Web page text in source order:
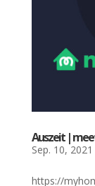
Aus­zeit |
Sep. 10, 2021
https://